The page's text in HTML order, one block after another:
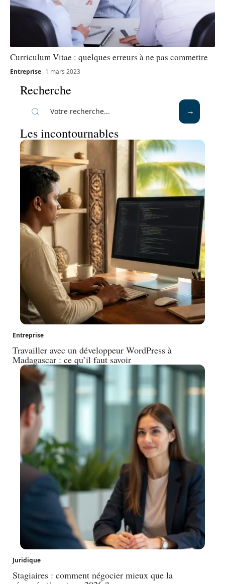
Curriculum Vitae : quelques erreurs à ne pas commettre
Entreprise 1 mars 2023
Recherche
Les incontournables
Entreprise
Travailler avec un développeur WordPress à
Madagascar : ce qu’il faut savoir
Juridique
Stagiaires : comment négocier mieux que la